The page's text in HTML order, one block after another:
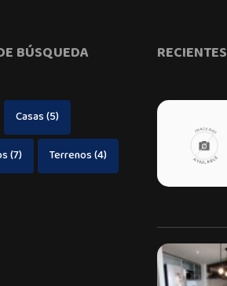
BÚSQUEDA
Casas(5)
(7) Terrenos(4)
RECIENTES